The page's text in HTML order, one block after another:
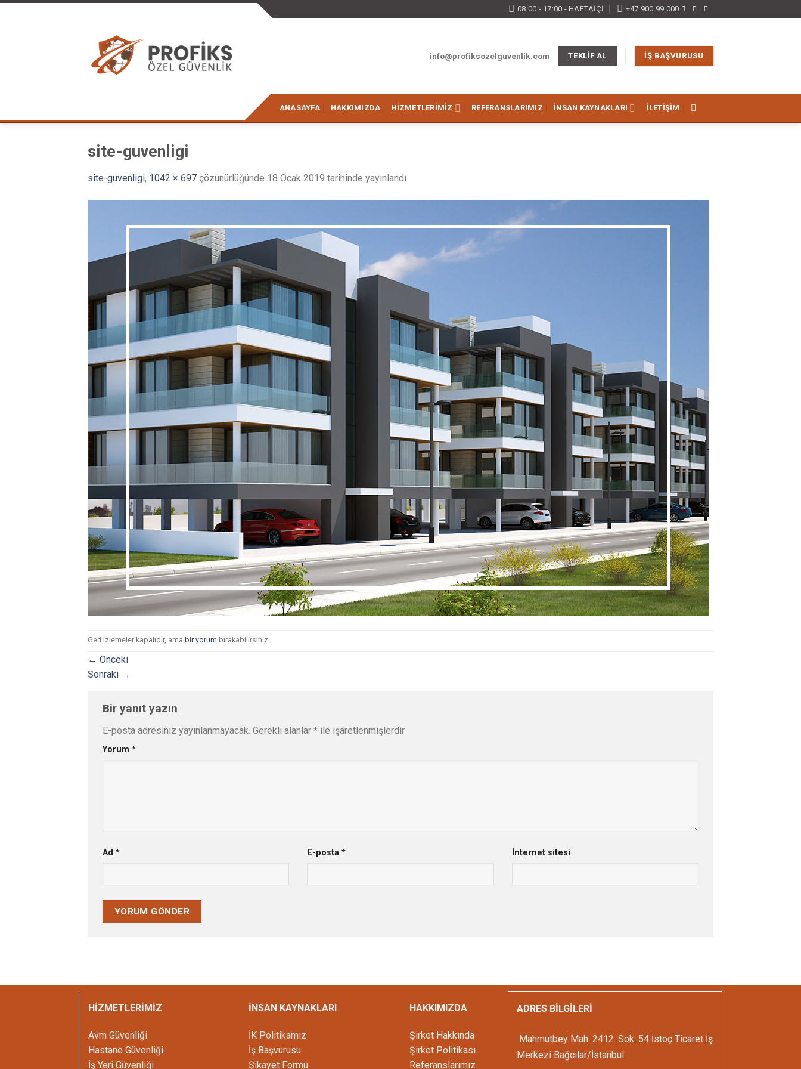
Skip
08:00 - 17:00 - HAFTAIÇI +47 900 99 000
info@profiksozelguvenlik.com TEKLIF AL İŞ BAŞVURUSU
ANASAYFA HAKKIMIZDA HIZMETLERIMIZ REFERANSLARIMIZ İNSAN KAYNAKLARI İLETIŞIM
site-guvenligi
site-guvenligi, 1042 × 697 çözünürlüğünde 18 Ocak 2019 tarihinde yayınlandı
Geri izlemeler kapalıdır, ama bir yorum bırakabilirsiniz.
← Önceki
Sonraki →
Bir yanıt yazın
E-posta adresiniz yayınlanmayacak. Gerekli alanlar * ile işaretlenmişlerdir
Yorum *
Ad * E-posta* İnternet sitesi
HİZMETLERİMİZ
Avm Güvenliği
Hastane Güvenliği
İş Yeri Güvenliği
İNSAN KAYNAKLARI
İK Politikamız
İş Başvurusu
Şikayet Formu
HAKKIMIZDA
Şirket Hakkında
Şirket Politikası
Referanslarımız
ADRES BİLGİLERİ
Mahmutbey Mah. 2412. Sok. 54 İstoç Ticaret İş
Merkezi Bağcılar/İstanbul